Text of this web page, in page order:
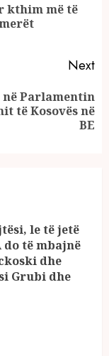
kthim më të
Next
Parlamentin
të Kosovës në
BE
le të jetë
të mbajnë
dhe
Grubi dhe